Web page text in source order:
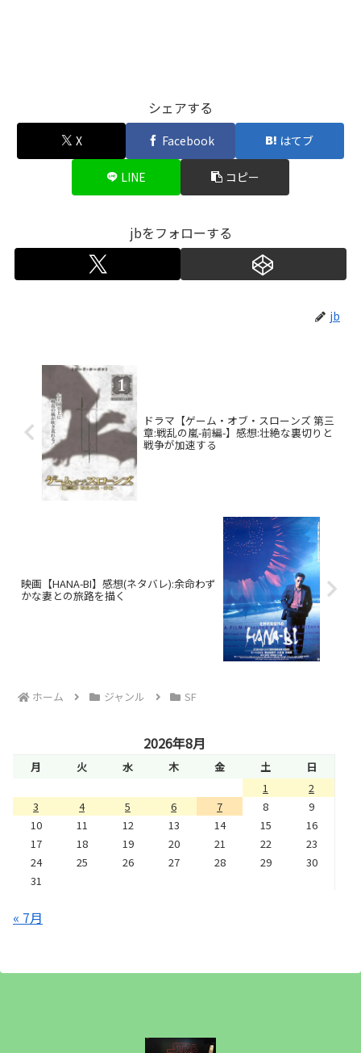
シェアする
X Facebook はてブ
LINE コピー
jbをフォローする
jb
ドラマ【ゲーム・オブ・スローンズ 第三
章:戦乱の嵐-前編-】感想:壮絶な裏切りと
戦争が加速する
映画【HANA-BI】感想(ネタバレ):余命わず
かな妻との旅路を描く
ホーム ジャンル SF
2026年8月
月 火 水 木 金 土
日
1
2
3
4 5 6 7 8
9
10
11 12 13 14 15
16
17
18 19 20 21 22
23
24
25 26 27 28 29
30
31
« 7月